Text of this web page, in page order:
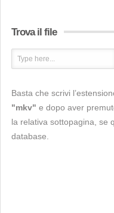
Trova il file
Basta che scrivi
"mkv" e dopo aver
la relativa sottopagina, se
database.